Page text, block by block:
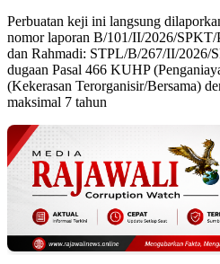
Perbuatan keji ini langsung
nomor laporan B/101/II/2026/SPKT/
dan Rahmadi: STPL/B/267/II/2026/
dugaan Pasal 466 KUHP
(Kekerasan Terorganisir/Bersama)
maksimal 7 tahun